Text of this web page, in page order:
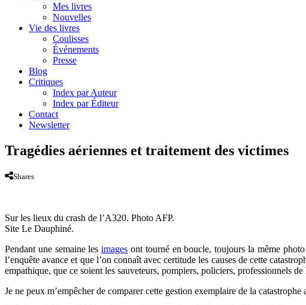
Mes livres
Nouvelles
Vie des livres
Coulisses
Événements
Presse
Blog
Critiques
Index par Auteur
Index par Éditeur
Contact
Newsletter
Tragédies aériennes et traitement des victimes
Shares
Sur les lieux du crash de l’A320. Photo AFP.
Site Le Dauphiné.
Pendant une semaine lesimages ont tourné en boucle, toujours la même
l’enquête avance et que l’on connaît avec certitude les causes de cette
empathique, que ce soient les sauveteurs, pompiers, policiers, professionnels
Je ne peux m’empêcher de comparer cette gestion exemplaire de la